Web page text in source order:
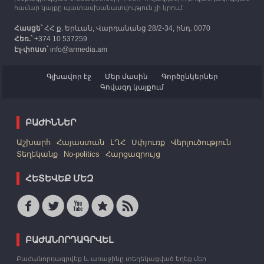
համար կայքը պատասխանատվություն չի կրում:
Հասցե՝ՀՀ ք. Երևան, Վարդանանց 28/2-34, ինդ. 0070
Հեռ.՝+374 10 537259
Էլ-փոստ՝info@armedia.am
Գլխավոր էջ Մեր մասին
Գործընկերներ
Գովազդ կայքում
ԲԱԺԻՆՆԵՐ
Աշխարհ Հայաստան ԼՂՀ Սփյուռք
Վերլուծություն
Տեղեկանք
No-politics Հարցազրույց
ՀԵՏԵՎԵՔ ՄԵԶ
ԲԱԺԱՆՈՐԴԱԳՐՎԵԼ
Բաժանորդագրվեք և առաջինը տեղեկացված եղեք մեր